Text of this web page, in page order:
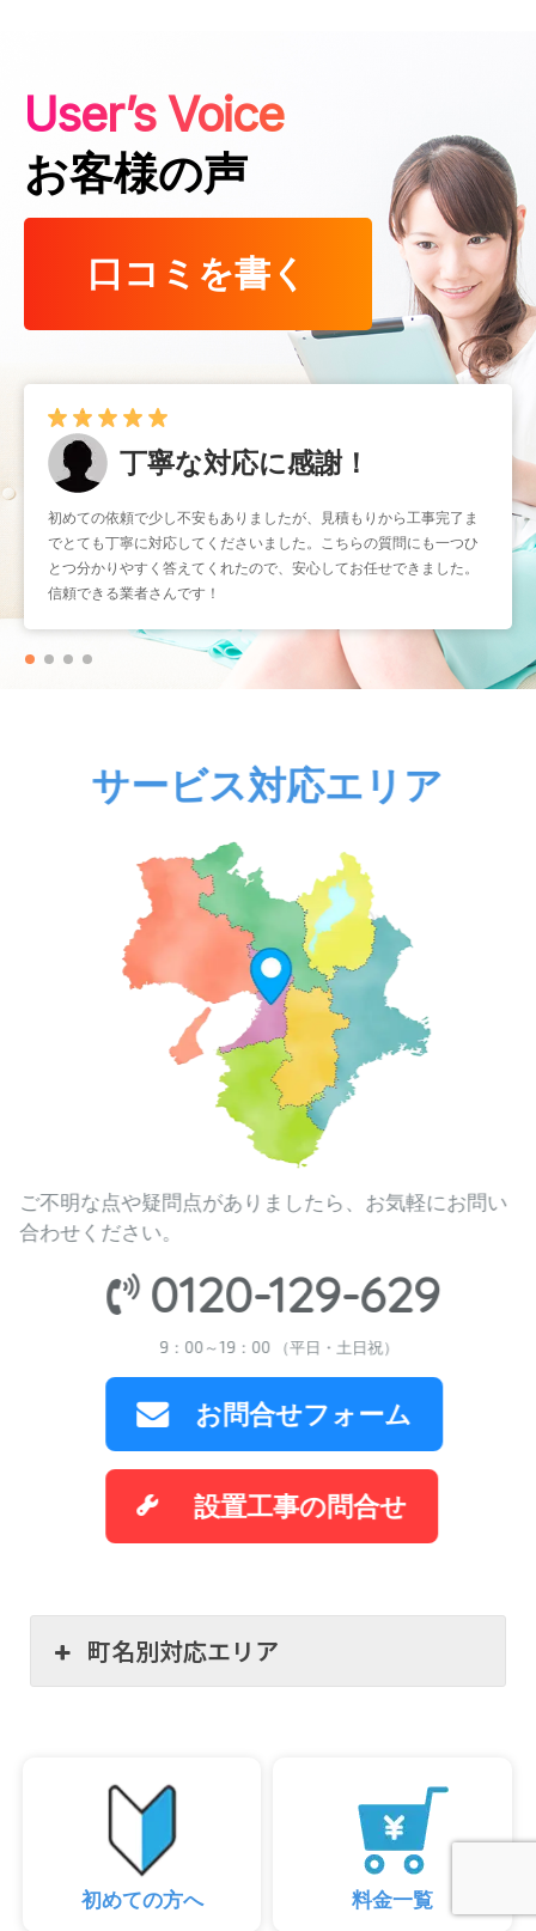
User’s Voice
お客様の声
口コミを書く
丁寧な対応に感謝！
初めての依頼で少し不安もありましたが、見積もりから工事完了ま
でとても丁寧に対応してくださいました。こちらの質問にも一つひ
とつ分かりやすく答えてくれたので、安心してお任せできました。
信頼できる業者さんです！
早くて確実！
暑くなる前に取り付けをお願いしたかったのですが、予約もスムー
ズで助かりました。工事もスピーディーなのに作業はとても丁寧
で、仕上がりも大満足です。こういう業者さんにまたお願いしたい
と思いました。
サービス対応エリア
ご不明な点や疑問点がありましたら、お気軽にお問い
合わせください。
0120-129-629
9：00～19：00 （平日・土日祝）
お問合せフォーム
設置工事の問合せ
町名別対応エリア
初めての方へ 料金一覧